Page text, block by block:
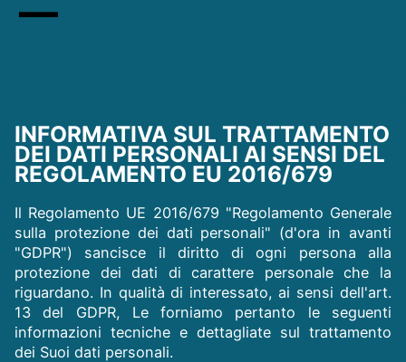
INFORMATIVA SUL TRATTAMENTO
DEI DATI PERSONALI AI SENSI DEL
REGOLAMENTO EU 2016/679
Il Regolamento UE 2016/679 "Regolamento Generale
sulla protezione dei dati personali" (d'ora in avanti
"GDPR") sancisce il diritto di ogni persona alla
protezione dei dati di carattere personale che la
riguardano. In qualità di interessato, ai sensi dell'art.
13 del GDPR, Le forniamo pertanto le seguenti
informazioni tecniche e dettagliate sul trattamento
dei Suoi dati personali.